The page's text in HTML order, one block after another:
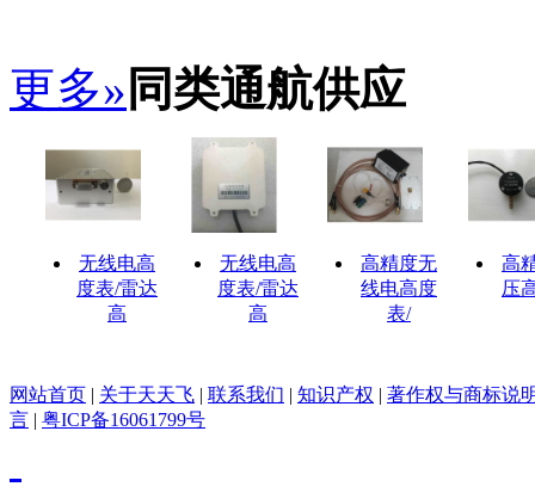
更多» 同类通航供应
无线电高
度表/雷达
高
无线电高
度表/雷达
高
高精度无
线电高度
表/
高
压
网站首页 | 关于天天飞 | 联系我们 | 知识产权 | 著作权与商标说
言 | 粤ICP备16061799号